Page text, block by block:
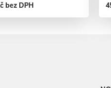
bez DPH